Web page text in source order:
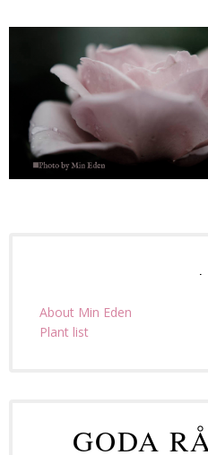
About Min Eden
Plant list
GODA